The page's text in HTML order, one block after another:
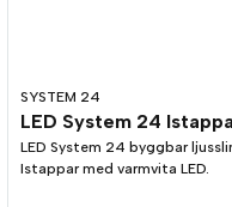
SYSTEM 24
LED System 24
LED System 24 byggbar
Istappar med varmvita LED.